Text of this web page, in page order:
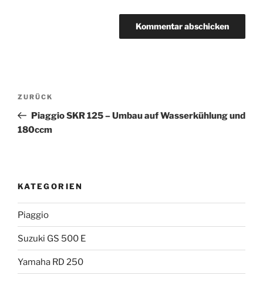
Beitragsnavigation
Vorheriger
Beitrag
ZURÜCK
Piaggio SKR 125 – Umbau auf Wasserkühlung und
180ccm
KATEGORIEN
Piaggio
Suzuki GS 500 E
Yamaha RD 250